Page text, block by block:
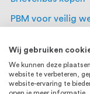
PBM voor veilig
Wij gebruiken
We kunnen deze
website te verbeteren,
website-ervaring te